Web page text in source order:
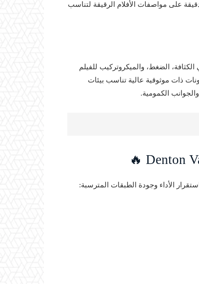
دقيقة على مواصفات الأفلام الرقيقة لتناسب
الضغط، والميكروتركيب للفيلم
ذات موثوقية عالية تناسب بيئات
الكمومية.